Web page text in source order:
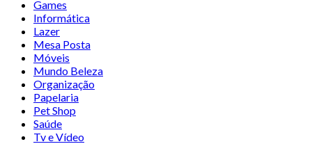
Games
Informática
Lazer
Mesa Posta
Móveis
Mundo Beleza
Organização
Papelaria
Pet Shop
Saúde
Tv e Vídeo